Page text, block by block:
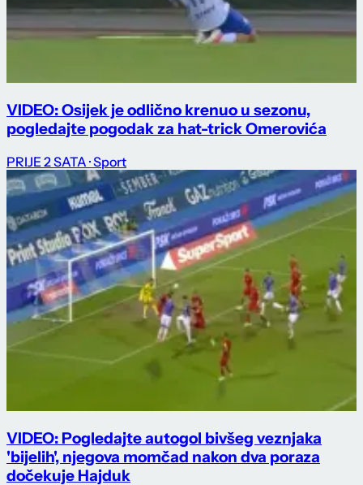
VIDEO: Osijek je odlično krenuo u sezonu,
pogledajte pogodak za hat-trick Omerovića
PRIJE 2 SATA · Sport
VIDEO: Pogledajte autogol bivšeg veznjaka
'bijelih', njegova momčad nakon dva poraza
dočekuje Hajduk